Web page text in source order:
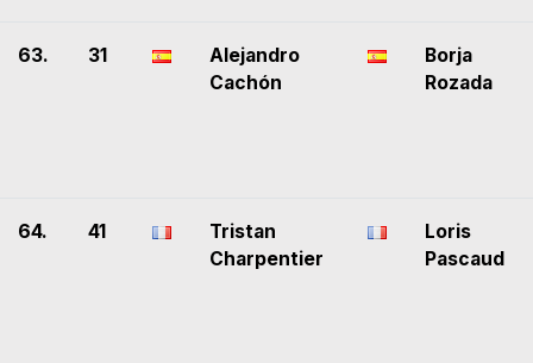
63. 31
Alejandro
Cachón
Borja
Rozada
64. 41
Tristan
Charpentier
Loris
Pascaud